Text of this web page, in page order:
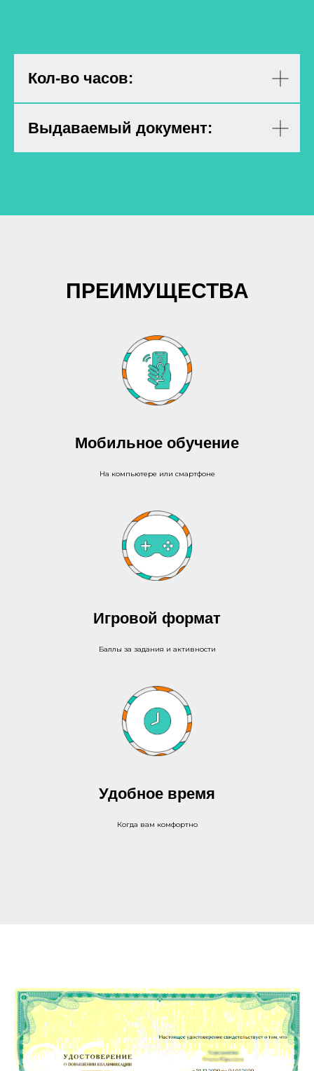
Кол-во часов:
Выдаваемый документ:
ПРЕИМУЩЕСТВА
Мобильное обучение
На компьютере или смартфоне
Игровой формат
Баллы за задания и активности
Удобное время
Когда вам комфортно